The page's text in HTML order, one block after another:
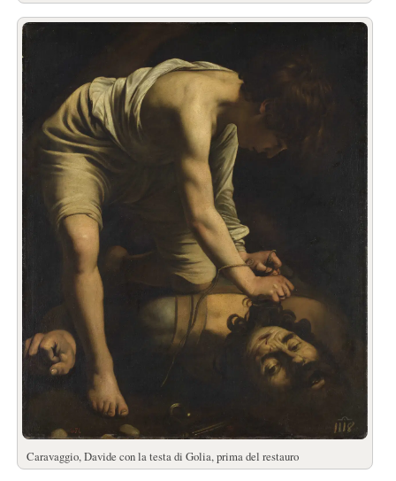
Caravaggio, Davide con la testa di Golia, prima del restauro